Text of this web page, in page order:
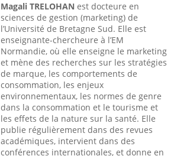
Magali TRELOHAN est docteure en
sciences de gestion (marketing) de
l’Université de Bretagne Sud. Elle est
enseignante-chercheure à l’EM
Normandie, où elle enseigne le marketing
et mène des recherches sur les stratégies
de marque, les comportements de
consommation, les enjeux
environnementaux, les normes de genre
dans la consommation et le tourisme et
les effets de la nature sur la santé. Elle
publie régulièrement dans des revues
académiques, intervient dans des
conférences internationales, et donne en